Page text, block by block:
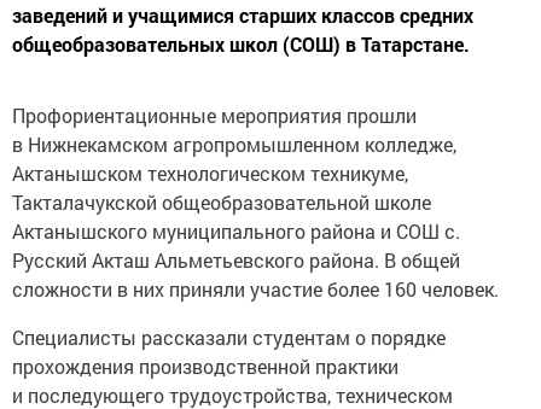
заведений и учащимися старших классов средних
общеобразовательных школ (СОШ) в Татарстане.
Профориентационные мероприятия прошли
в Нижнекамском агропромышленном колледже,
Актанышском технологическом техникуме,
Такталачукской общеобразовательной школе
Актанышского муниципального района и СОШ с.
Русский Акташ Альметьевского района. В общей
сложности в них приняли участие более 160 человек.
Специалисты рассказали студентам о порядке
прохождения производственной практики
и последующего трудоустройства, техническом